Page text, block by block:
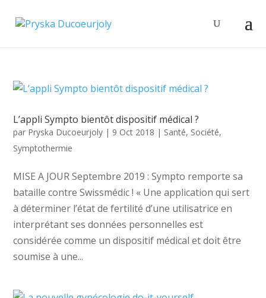
L’appli Sympto bientôt dispositif médical ?
par Pryska Ducoeurjoly | 9 Oct 2018 | Santé, Société,
Symptothermie
MISE A JOUR Septembre 2019 : Sympto remporte sa
bataille contre Swissmédic ! « Une application qui sert
à déterminer l’état de fertilité d’une utilisatrice en
interprétant ses données personnelles est
considérée comme un dispositif médical et doit être
soumise à une...